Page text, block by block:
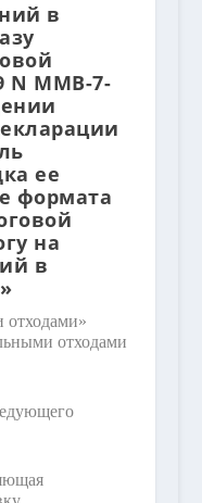
в
N ММВ-7-
ее
формата
на
в
отходами